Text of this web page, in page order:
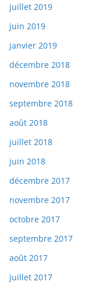
juillet 2019
juin 2019
janvier 2019
décembre 2018
novembre 2018
septembre 2018
août 2018
juillet 2018
juin 2018
décembre 2017
novembre 2017
octobre 2017
septembre 2017
août 2017
juillet 2017